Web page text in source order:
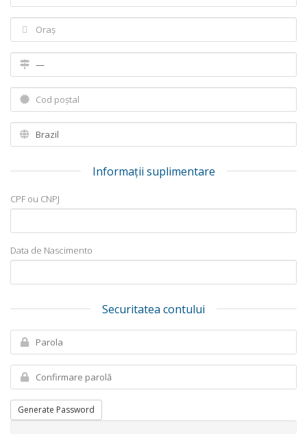
Informații suplimentare
CPF ou CNPJ
Data de Nascimento
Securitatea contului
Generate Password